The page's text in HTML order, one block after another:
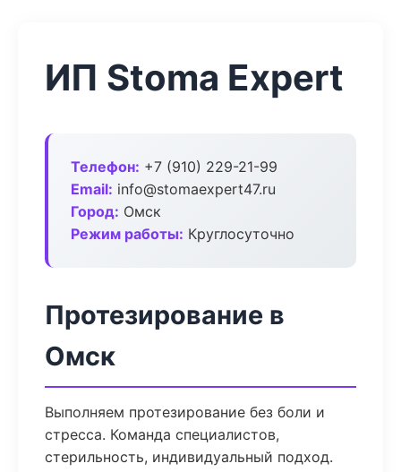
ИП Stoma Expert
Телефон: +7 (910) 229-21-99
Email: info@stomaexpert47.ru
Город: Омск
Режим работы: Круглосуточно
Протезирование в
Омск
Выполняем протезирование без боли и
стресса. Команда специалистов,
стерильность, индивидуальный подход.